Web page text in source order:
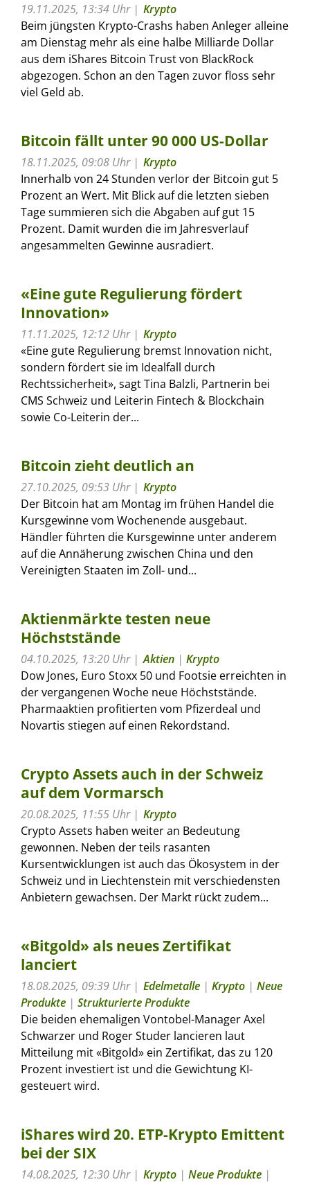
19.11.2025, 13:34 Uhr
Krypto
Beim jüngsten Krypto-Crashs haben Anleger alleine
am Dienstag mehr als eine halbe Milliarde Dollar
aus dem iShares Bitcoin Trust von BlackRock
abgezogen. Schon an den Tagen zuvor floss sehr
viel Geld ab.
Bitcoin fällt unter 90 000 US-Dollar
18.11.2025, 09:08 Uhr
Krypto
Innerhalb von 24 Stunden verlor der Bitcoin gut 5
Prozent an Wert. Mit Blick auf die letzten sieben
Tage summieren sich die Abgaben auf gut 15
Prozent. Damit wurden die im Jahresverlauf
angesammelten Gewinne ausradiert.
«Eine gute Regulierung fördert
Innovation»
11.11.2025, 12:12 Uhr
Krypto
«Eine gute Regulierung bremst Innovation nicht,
sondern fördert sie im Idealfall durch
Rechtssicherheit», sagt Tina Balzli, Partnerin bei
CMS Schweiz und Leiterin Fintech & Blockchain
sowie Co-Leiterin der...
Bitcoin zieht deutlich an
27.10.2025, 09:53 Uhr
Krypto
Der Bitcoin hat am Montag im frühen Handel die
Kursgewinne vom Wochenende ausgebaut.
Händler führten die Kursgewinne unter anderem
auf die Annäherung zwischen China und den
Vereinigten Staaten im Zoll- und...
Aktienmärkte testen neue
Höchststände
04.10.2025, 13:20 Uhr Aktien | Krypto
Dow Jones, Euro Stoxx 50 und Footsie erreichten in
der vergangenen Woche neue Höchststände.
Pharmaaktien profitierten vom Pfizerdeal und
Novartis stiegen auf einen Rekordstand.
Crypto Assets auch in der Schweiz
auf dem Vormarsch
20.08.2025, 11:55 Uhr
Krypto
Crypto Assets haben weiter an Bedeutung
gewonnen. Neben der teils rasanten
Kursentwicklungen ist auch das Ökosystem in der
Schweiz und in Liechtenstein mit verschiedensten
Anbietern gewachsen. Der Markt rückt zudem...
«Bitgold» als neues Zertifikat
lanciert
18.08.2025, 09:39 Uhr Edelmetalle | Krypto | Neue
Produkte | Strukturierte Produkte
Die beiden ehemaligen Vontobel-Manager Axel
Schwarzer und Roger Studer lancieren laut
Mitteilung mit «Bitgold» ein Zertifikat, das zu 120
Prozent investiert ist und die Gewichtung KI-
gesteuert wird.
iShares wird 20. ETP-Krypto Emittent
bei der SIX
14.08.2025, 12:30 Uhr Krypto | Neue Produkte |